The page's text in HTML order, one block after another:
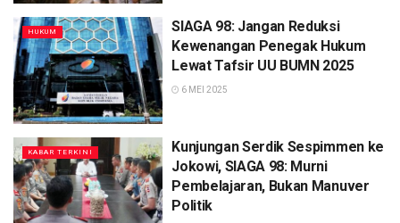
HUKUM
SIAGA 98: Jangan Reduksi
Kewenangan Penegak Hukum
Lewat Tafsir UU BUMN 2025
6 MEI 2025
KABAR TERKINI
Kunjungan Serdik Sespimmen ke
Jokowi, SIAGA 98: Murni
Pembelajaran, Bukan Manuver
Politik